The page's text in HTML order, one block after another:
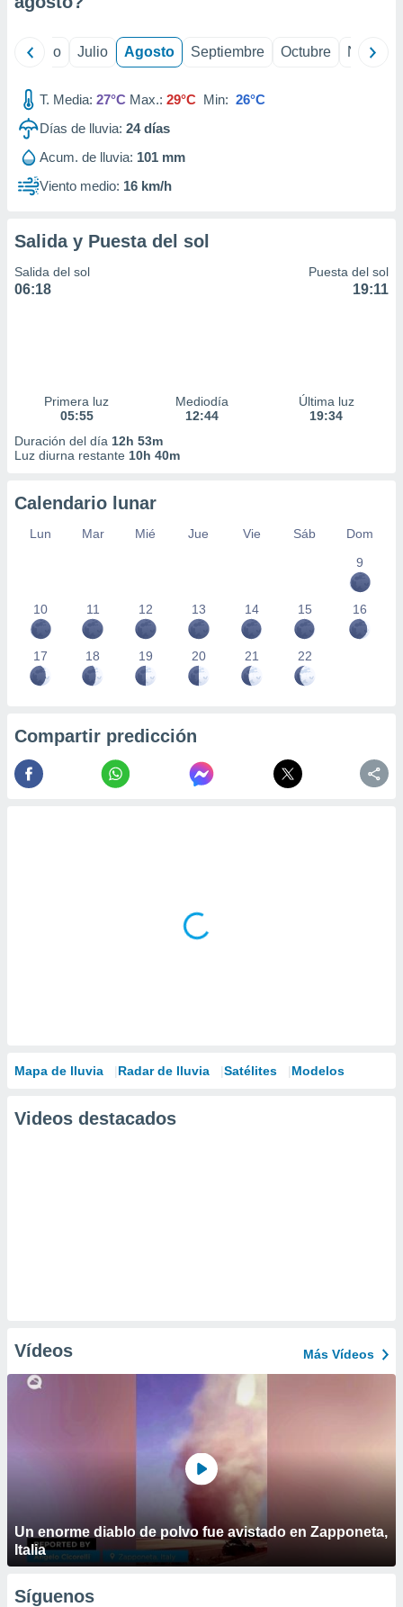
mediante
publicidad
publicidad
1199
Junio Julio Agosto Septiembre Octubre
T. Media: 27°C Max.: 29°C Min: 26°C
Días de lluvia: 24días
Acum. de lluvia: 101 mm
Viento medio: 16 km/h
Salida y Puesta del sol
Salida del sol
06:18
Puesta del sol
19:11
Primera luz
05:55
Mediodía
12:44
Última luz
19:34
Duración del día 12h 53m
Luz diurna restante 10h 40m
Calendario lunar
Lun Mar Mié Jue Vie Sáb
Dom
9
10 11 12 13 14 15 16
17 18 19 20 21 22
Compartir predicción
Mapa de lluvia Radar de lluvia Satélites Modelos
Videos destacados
Vídeos Más Vídeos
Un enorme diablo de polvo fue avistado en Zapponeta,
Italia
Síguenos